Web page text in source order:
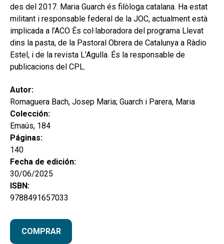
des del 2017. Maria Guarch és filòloga catalana. Ha estat
militant i responsable federal de la JOC, actualment està
implicada a l’ACO És col·laboradora del programa Llevat
dins la pasta, de la Pastoral Obrera de Catalunya a Ràdio
Estel, i de la revista L’Agulla. És la responsable de
publicacions del CPL.
Autor:
Romaguera Bach, Josep Maria; Guarch i Parera, Maria
Colección:
Emaús, 184
Páginas:
140
Fecha de edición:
30/06/2025
ISBN:
9788491657033
COMPRAR